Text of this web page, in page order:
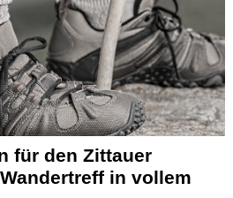
für den Zittauer
in vollem